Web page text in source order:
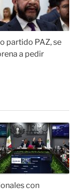
partido PAZ, se
a pedir
con